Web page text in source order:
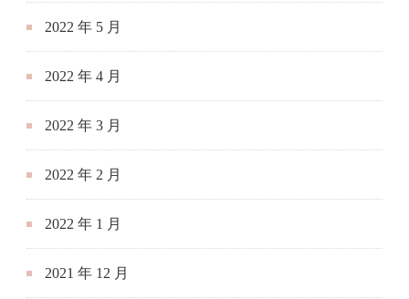
2022 年 5 月
2022 年 4 月
2022 年 3 月
2022 年 2 月
2022 年 1 月
2021 年 12 月